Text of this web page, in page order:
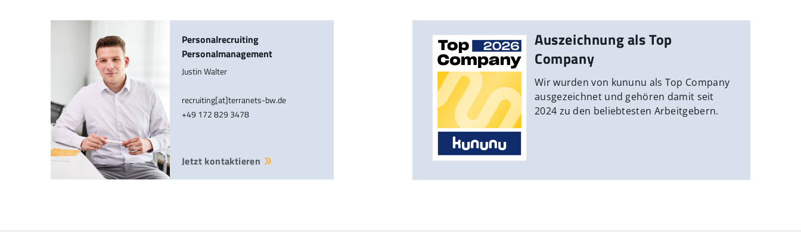
Personalrecruiting
Personalmanagement
Justin Walter
recruiting[at]terranets-bw.de
+49 172 829 3478
Jetzt kontaktieren
Auszeichnung als Top
Company
Wir wurden von kununu als Top Company
ausgezeichnet und gehören damit seit
2024 zu den beliebtesten Arbeitgebern.